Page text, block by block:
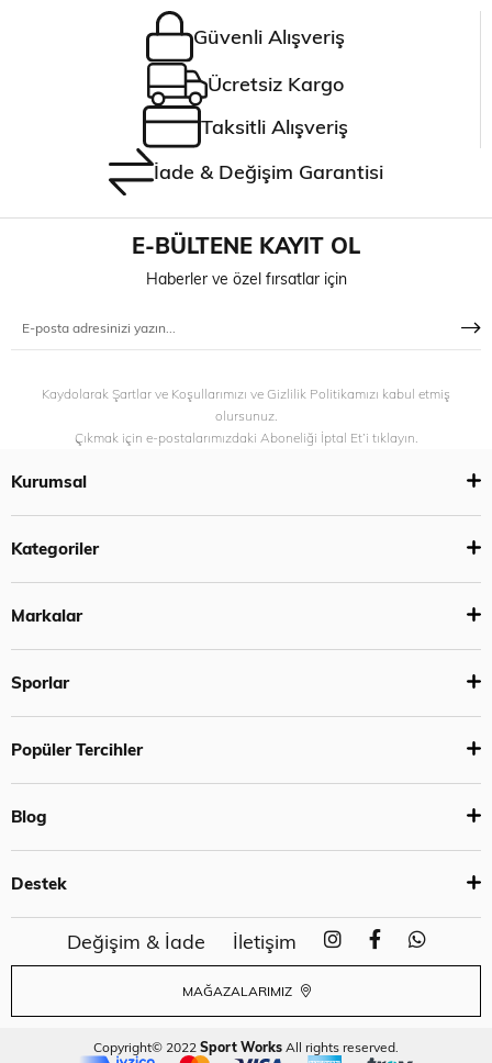
Güvenli Alışveriş
Ücretsiz Kargo
Taksitli Alışveriş
İade & Değişim Garantisi
E-BÜLTENE KAYIT OL
Haberler ve özel fırsatlar için
Kaydolarak Şartlar ve Koşullarımızı ve Gizlilik Politikamızı kabul etmiş
olursunuz.
Çıkmak için e-postalarımızdaki Aboneliği İptal Et’i tıklayın.
Kurumsal
Kategoriler
Markalar
Sporlar
Popüler Tercihler
Blog
Destek
Değişim & İade İletişim
MAĞAZALARIMIZ
Copyright© 2022 Sport Works All rights reserved.